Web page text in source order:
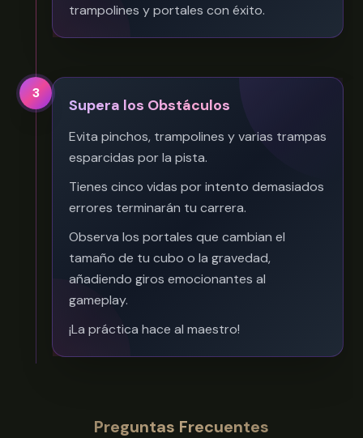
trampolines y portales con éxito.
3
Supera los Obstáculos
Evita pinchos, trampolines y varias trampas
esparcidas por la pista.
Tienes cinco vidas por intento demasiados
errores terminarán tu carrera.
Observa los portales que cambian el
tamaño de tu cubo o la gravedad,
añadiendo giros emocionantes al
gameplay.
¡La práctica hace al maestro!
Preguntas Frecuentes